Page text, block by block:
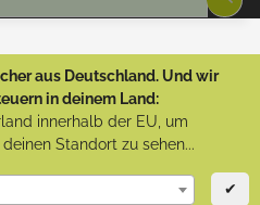
aus Deutschland. Und wir
in deinem Land:
innerhalb der EU, um
Standort zu sehen...
✔